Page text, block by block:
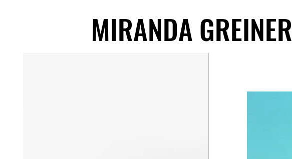
MIRANDA GREINER